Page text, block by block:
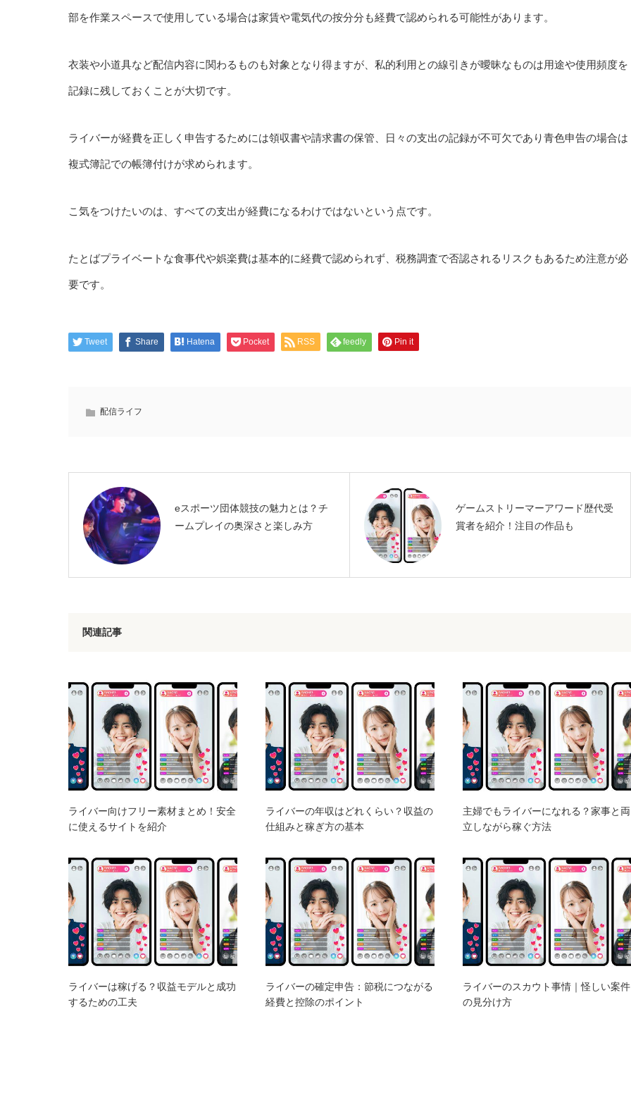
部を作業スペースで使用している場合は家賃や電気代の按分分も経費で認められる可能性があります。
衣装や小道具など配信内容に関わるものも対象となり得ますが、私的利用との線引きが曖昧なものは用途や使用頻度を
記録に残しておくことが大切です。
ライバーが経費を正しく申告するためには領収書や請求書の保管、日々の支出の記録が不可欠であり青色申告の場合は
複式簿記での帳簿付けが求められます。
こ気をつけたいのは、すべての支出が経費になるわけではないという点です。
たとばプライベートな食事代や娯楽費は基本的に経費で認められず、税務調査で否認されるリスクもあるため注意が必
要です。
Tweet Share Hatena Pocket RSS feedly Pin it
配信ライフ
eスポーツ団体競技の魅力とは？チ
ームプレイの奥深さと楽しみ方
ゲームストリーマーアワード歴代受
賞者を紹介！注目の作品も
関連記事
ライバー向けフリー素材まとめ！安全
に使えるサイトを紹介
ライバーの年収はどれくらい？収益の
仕組みと稼ぎ方の基本
主婦でもライバーになれる？家事と両
立しながら稼ぐ方法
ライバーは稼げる？収益モデルと成功
するための工夫
ライバーの確定申告：節税につながる
経費と控除のポイント
ライバーのスカウト事情｜怪しい案件
の見分け方